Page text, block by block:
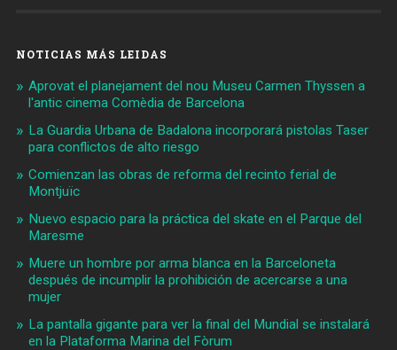
NOTICIAS MÁS LEIDAS
Aprovat el planejament del nou Museu Carmen Thyssen a
l'antic cinema Comèdia de Barcelona
La Guardia Urbana de Badalona incorporará pistolas Taser
para conflictos de alto riesgo
Comienzan las obras de reforma del recinto ferial de
Montjuïc
Nuevo espacio para la práctica del skate en el Parque del
Maresme
Muere un hombre por arma blanca en la Barceloneta
después de incumplir la prohibición de acercarse a una
mujer
La pantalla gigante para ver la final del Mundial se instalará
en la Plataforma Marina del Fòrum